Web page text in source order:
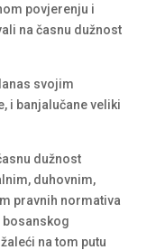
povjerenju i
na časnu dužnost
svojim
i banjalučane veliki
dužnost
duhovnim,
pravnih normativa
bosanskog
na tom putu